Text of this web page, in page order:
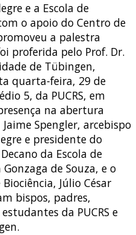
e a Escola de
o apoio do Centro de
a palestra
proferida pelo Prof. Dr.
de Tübingen,
quarta-feira, 29 de
5, da PUCRS, em
na abertura
Spengler, arcebispo
e presidente do
da Escola de
de Souza, e o
Júlio César
bispos, padres,
da PUCRS e